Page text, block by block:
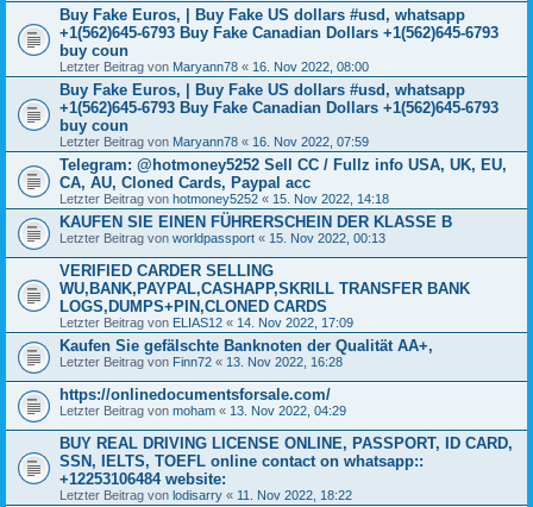
Buy Fake Euros, | Buy Fake US dollars #usd, whatsapp
+1(562)645-6793 Buy Fake Canadian Dollars +1(562)645-6793
buy coun
Letzter Beitrag von Maryann78 « 16. Nov 2022, 08:00
Buy Fake Euros, | Buy Fake US dollars #usd, whatsapp
+1(562)645-6793 Buy Fake Canadian Dollars +1(562)645-6793
buy coun
Letzter Beitrag von Maryann78 « 16. Nov 2022, 07:59
Telegram: @hotmoney5252 Sell CC / Fullz info USA, UK, EU,
CA, AU, Cloned Cards, Paypal acc
Letzter Beitrag von hotmoney5252 « 15. Nov 2022, 14:18
KAUFEN SIE EINEN FÜHRERSCHEIN DER KLASSE B
Letzter Beitrag von worldpassport « 15. Nov 2022, 00:13
VERIFIED CARDER SELLING
WU,BANK,PAYPAL,CASHAPP,SKRILL TRANSFER BANK
LOGS,DUMPS+PIN,CLONED CARDS
Letzter Beitrag von ELIAS12 « 14. Nov 2022, 17:09
Kaufen Sie gefälschte Banknoten der Qualität AA+,
Letzter Beitrag von Finn72 « 13. Nov 2022, 16:28
https://onlinedocumentsforsale.com/
Letzter Beitrag von moham « 13. Nov 2022, 04:29
BUY REAL DRIVING LICENSE ONLINE, PASSPORT, ID CARD,
SSN, IELTS, TOEFL online contact on whatsapp::
+12253106484 website:
Letzter Beitrag von lodisarry « 11. Nov 2022, 18:22